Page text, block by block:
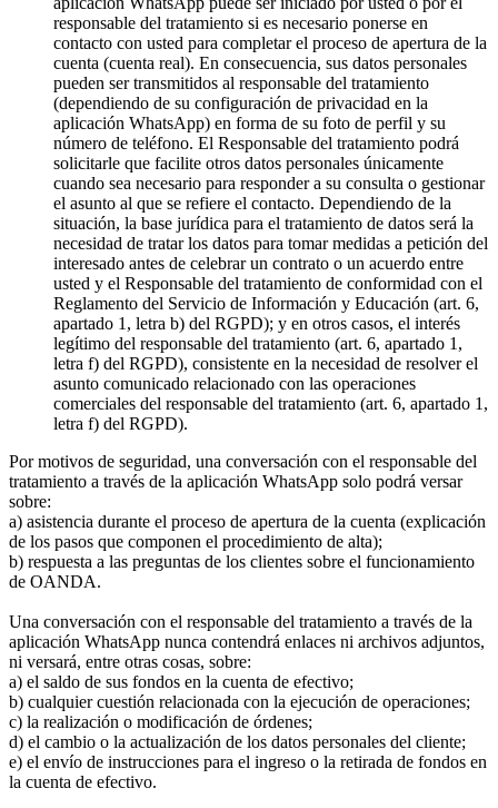
responsable del tratamiento si es necesario ponerse en
contacto con usted para completar el proceso de apertura de la
cuenta (cuenta real). En consecuencia, sus datos personales
pueden ser transmitidos al responsable del tratamiento
(dependiendo de su configuración de privacidad en la
aplicación WhatsApp) en forma de su foto de perfil y su
número de teléfono. El Responsable del tratamiento podrá
solicitarle que facilite otros datos personales únicamente
cuando sea necesario para responder a su consulta o gestionar
el asunto al que se refiere el contacto. Dependiendo de la
situación, la base jurídica para el tratamiento de datos será la
necesidad de tratar los datos para tomar medidas a petición del
interesado antes de celebrar un contrato o un acuerdo entre
usted y el Responsable del tratamiento de conformidad con el
Reglamento del Servicio de Información y Educación (art. 6,
apartado 1, letra b) del RGPD); y en otros casos, el interés
legítimo del responsable del tratamiento (art. 6, apartado 1,
letra f) del RGPD), consistente en la necesidad de resolver el
asunto comunicado relacionado con las operaciones
comerciales del responsable del tratamiento (art. 6, apartado 1,
letra f) del RGPD).
Por motivos de seguridad, una conversación con el responsable del
tratamiento a través de la aplicación WhatsApp solo podrá versar
sobre:
a) asistencia durante el proceso de apertura de la cuenta (explicación
de los pasos que componen el procedimiento de alta);
b) respuesta a las preguntas de los clientes sobre el funcionamiento
de OANDA.
Una conversación con el responsable del tratamiento a través de la
aplicación WhatsApp nunca contendrá enlaces ni archivos adjuntos,
ni versará, entre otras cosas, sobre:
a) el saldo de sus fondos en la cuenta de efectivo;
b) cualquier cuestión relacionada con la ejecución de operaciones;
c) la realización o modificación de órdenes;
d) el cambio o la actualización de los datos personales del cliente;
e) el envío de instrucciones para el ingreso o la retirada de fondos en
la cuenta de efectivo.